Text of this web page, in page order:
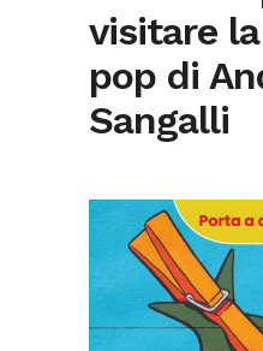
visitare
pop di
Sangalli